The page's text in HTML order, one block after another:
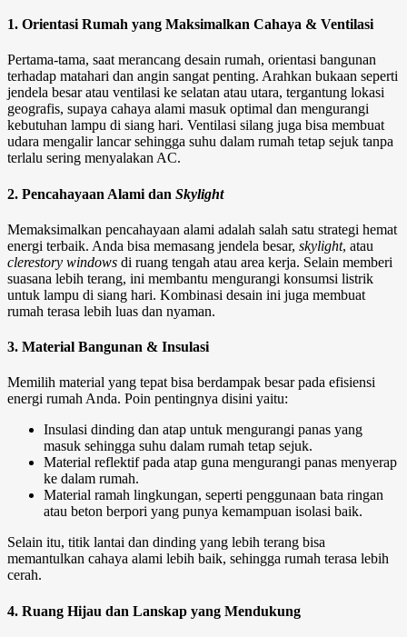
1. Orientasi Rumah yang Maksimalkan Cahaya & Ventilasi
Pertama-tama, saat merancang desain rumah, orientasi bangunan
terhadap matahari dan angin sangat penting. Arahkan bukaan seperti
jendela besar atau ventilasi ke selatan atau utara, tergantung lokasi
geografis, supaya cahaya alami masuk optimal dan mengurangi
kebutuhan lampu di siang hari. Ventilasi silang juga bisa membuat
udara mengalir lancar sehingga suhu dalam rumah tetap sejuk tanpa
terlalu sering menyalakan AC.
2. Pencahayaan Alami dan Skylight
Memaksimalkan pencahayaan alami adalah salah satu strategi hemat
energi terbaik. Anda bisa memasang jendela besar, skylight, atau
clerestory windows di ruang tengah atau area kerja. Selain memberi
suasana lebih terang, ini membantu mengurangi konsumsi listrik
untuk lampu di siang hari. Kombinasi desain ini juga membuat
rumah terasa lebih luas dan nyaman.
3. Material Bangunan & Insulasi
Memilih material yang tepat bisa berdampak besar pada efisiensi
energi rumah Anda. Poin pentingnya disini yaitu:
Insulasi dinding dan atap untuk mengurangi panas yang
masuk sehingga suhu dalam rumah tetap sejuk.
Material reflektif pada atap guna mengurangi panas menyerap
ke dalam rumah.
Material ramah lingkungan, seperti penggunaan bata ringan
atau beton berpori yang punya kemampuan isolasi baik.
Selain itu, titik lantai dan dinding yang lebih terang bisa
memantulkan cahaya alami lebih baik, sehingga rumah terasa lebih
cerah.
4. Ruang Hijau dan Lanskap yang Mendukung